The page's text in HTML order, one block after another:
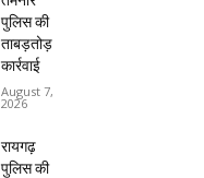
पुलिस की
ताबड़तोड़
कार्रवाई
August 7,
2026
रायगढ़
पुलिस की